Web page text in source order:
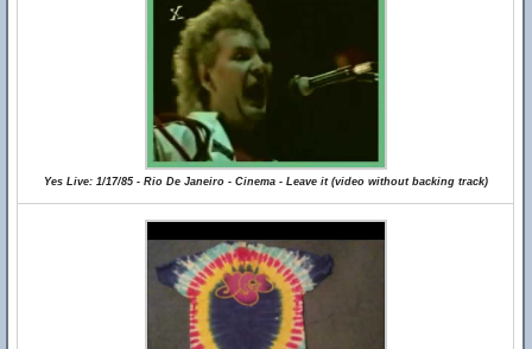
Yes Live: 1/17/85 - Rio De Janeiro - Cinema - Leave it (video without backing track)